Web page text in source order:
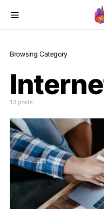
Browsing Category
13 posts